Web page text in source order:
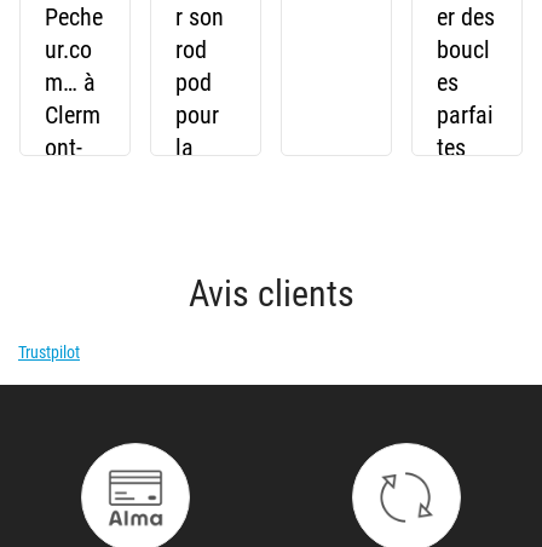
Peche
ur.co
m… à
Clerm
ont-
r son
rod
pod
pour
la
er des
boucl
es
parfai
tes
Avis clients
Trustpilot